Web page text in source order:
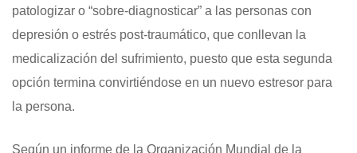
patologizar o “sobre-diagnosticar” a las personas con
depresión o estrés post-traumático, que conllevan la
medicalización del sufrimiento, puesto que esta segunda
opción termina convirtiéndose en un nuevo estresor para
la persona.
Según un informe de la Organización Mundial de la